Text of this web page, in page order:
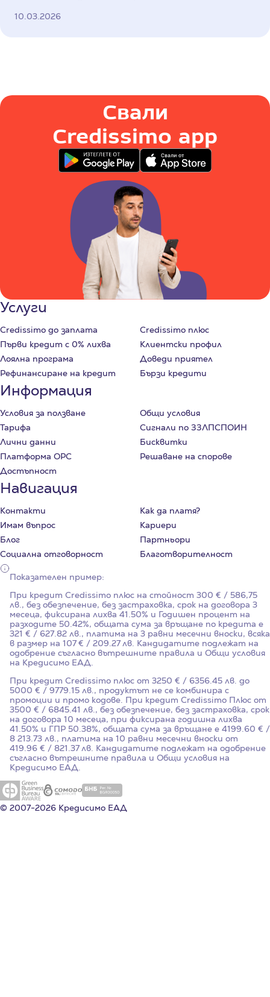
10.03.2026
Свали
Credissimo app
Услуги
Credissimo до заплата
Credissimo плюс
Първи кредит с 0% лихва
Клиентски профил
Лоялна програма
Доведи приятел
Рефинансиране на кредит
Бързи кредити
Информация
Условия за ползване
Общи условия
Тарифа
Сигнали по ЗЗЛПСПОИН
Лични данни
Бисквитки
Платформа ОРС
Решаване на спорове
Достъпност
Навигация
Контакти
Как да платя?
Имам въпрос
Кариери
Блог
Партньори
Социална отговорност
Благотворителност
Показателен пример:
При кредит Credissimo плюс на стойност 300 € / 586,75
лв., без обезпечение, без застраховка, срок на договора 3
месеца, фиксирана лихва 41.50% и Годишен процент на
разходите 50.42%, общата сума за връщане по кредита е
321 € / 627.82 лв., платима на 3 равни месечни вноски, всяка
в размер на 107 € / 209.27 лв. Кандидатите подлежат на
одобрение съгласно вътрешните правила и Общи условия
на Кредисимо ЕАД.
При кредит Credissimo плюс от 3250 € / 6356.45 лв. до
5000 € / 9779.15 лв., продуктът не се комбинира с
промоции и промо кодове. При кредит Credissimo Плюс от
3500 € / 6845.41 лв., без обезпечение, без застраховка, срок
на договора 10 месеца, при фиксирана годишна лихва
41.50% и ГПР 50.38%, общата сума за връщане е 4199.60 € /
8 213.73 лв., платима на 10 равни месечни вноски от
419.96 € / 821.37 лв. Кандидатите подлежат на одобрение
съгласно вътрешните правила и Общи условия на
Кредисимо ЕАД.
© 2007-2026 Кредисимо ЕАД